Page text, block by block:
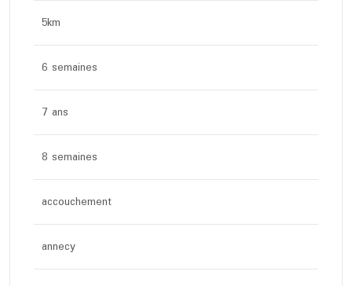
5km
6 semaines
7 ans
8 semaines
accouchement
annecy